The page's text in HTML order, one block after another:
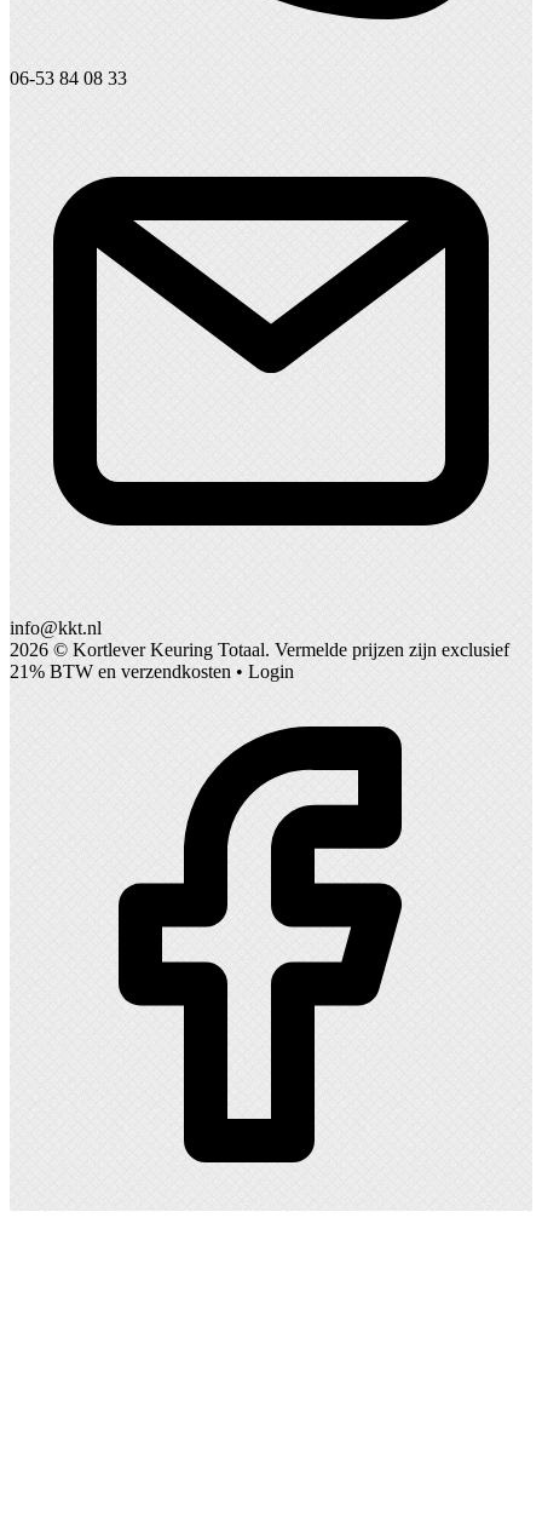
06-53 84 08 33
info@kkt.nl
2026 © Kortlever Keuring Totaal. Vermelde prijzen zijn exclusief
21% BTW en verzendkosten • Login